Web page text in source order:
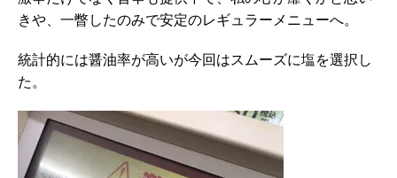
きや、一瞥したのみで安定のレギュラーメニューへ。
統計的には醤油率が高いが今回はスムーズに塩を選択し
た。